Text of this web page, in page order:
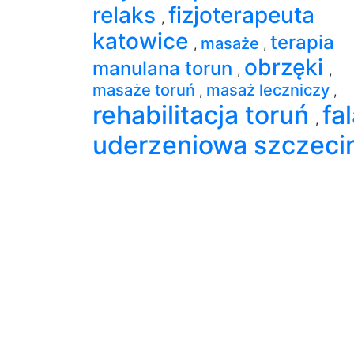
relaks , fizjoterapeuta
katowice , masaże , terapia
manulana torun , obrzęki ,
masaże toruń , masaż leczniczy ,
rehabilitacja toruń ,
uderzeniowa